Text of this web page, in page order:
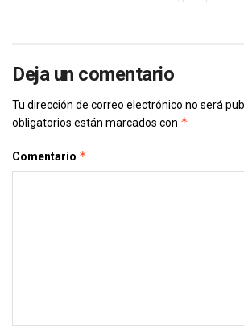
Deja un comentario
Tu dirección de correo electrónico no será
obligatorios están marcados con *
Comentario *